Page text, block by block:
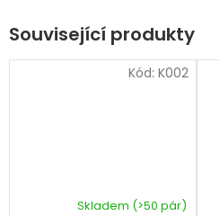
Související produkty
Skladem (>50 pár)
Kód: K002